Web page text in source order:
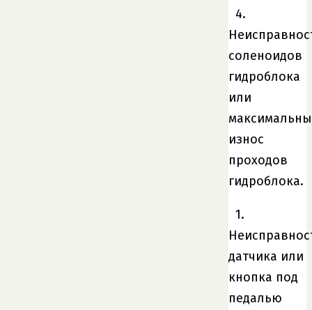
4.
соленоидов
гидроблока
или
износ
проходов
гидроблока.
1.
датчика или
кнопка под
педалью